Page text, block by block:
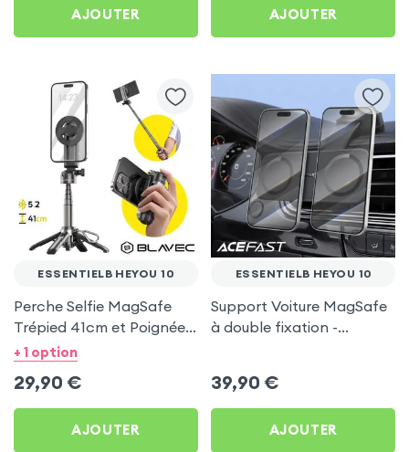
AJOUTER AJOUTER
ESSENTIELB HEYOU 10
Perche Selfie MagSafe
Trépied 41cm et Poignée
Grip - Noir pour Essentielb
+ 1 option
29,90 €
AJOUTER
ESSENTIELB HEYOU 10
Support Voiture MagSafe
à double fixation -
39,90 €
AJOUTER